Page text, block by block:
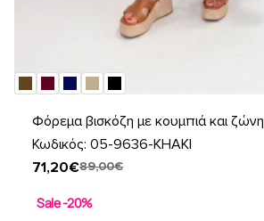
Φόρεμα βισκόζη με κουμπιά και ζώνη
Κωδικός: 05-9636-KHAKI
71,20€89,00€
Sale -20%